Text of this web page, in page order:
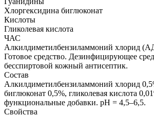
Хлоргексидина биглюконат
Кислоты
Гликолевая кислота
ЧАС
Алкилдиметилбензиламмоний хлорид
Готовое средство. Дезинфицирующее
бесспиртовой кожный антисептик.
Состав
Алкилдиметилбензиламмоний хлорид
биглюконат 0,5%, гликолевая кислота
функциональные добавки. pH = 4,5–6,5.
Свойства